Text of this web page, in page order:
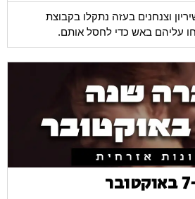
וצנחנים בעזה נתקלו בקבוצת
עליהם באש כדי לחסל אותם.